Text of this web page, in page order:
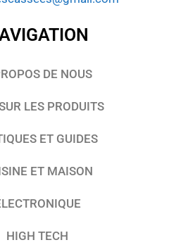
DE NOUS
LES PRODUITS
ET GUIDES
ET MAISON
HIGH TECH